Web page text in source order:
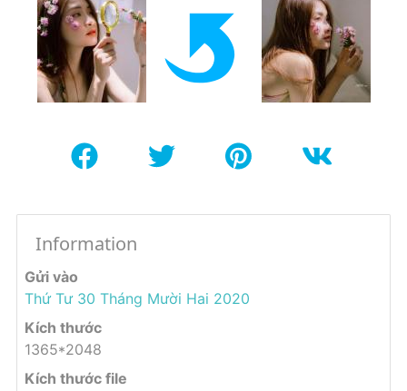
Information
Gửi vào
Thứ Tư 30 Tháng Mười Hai 2020
Kích thước
1365*2048
Kích thước file